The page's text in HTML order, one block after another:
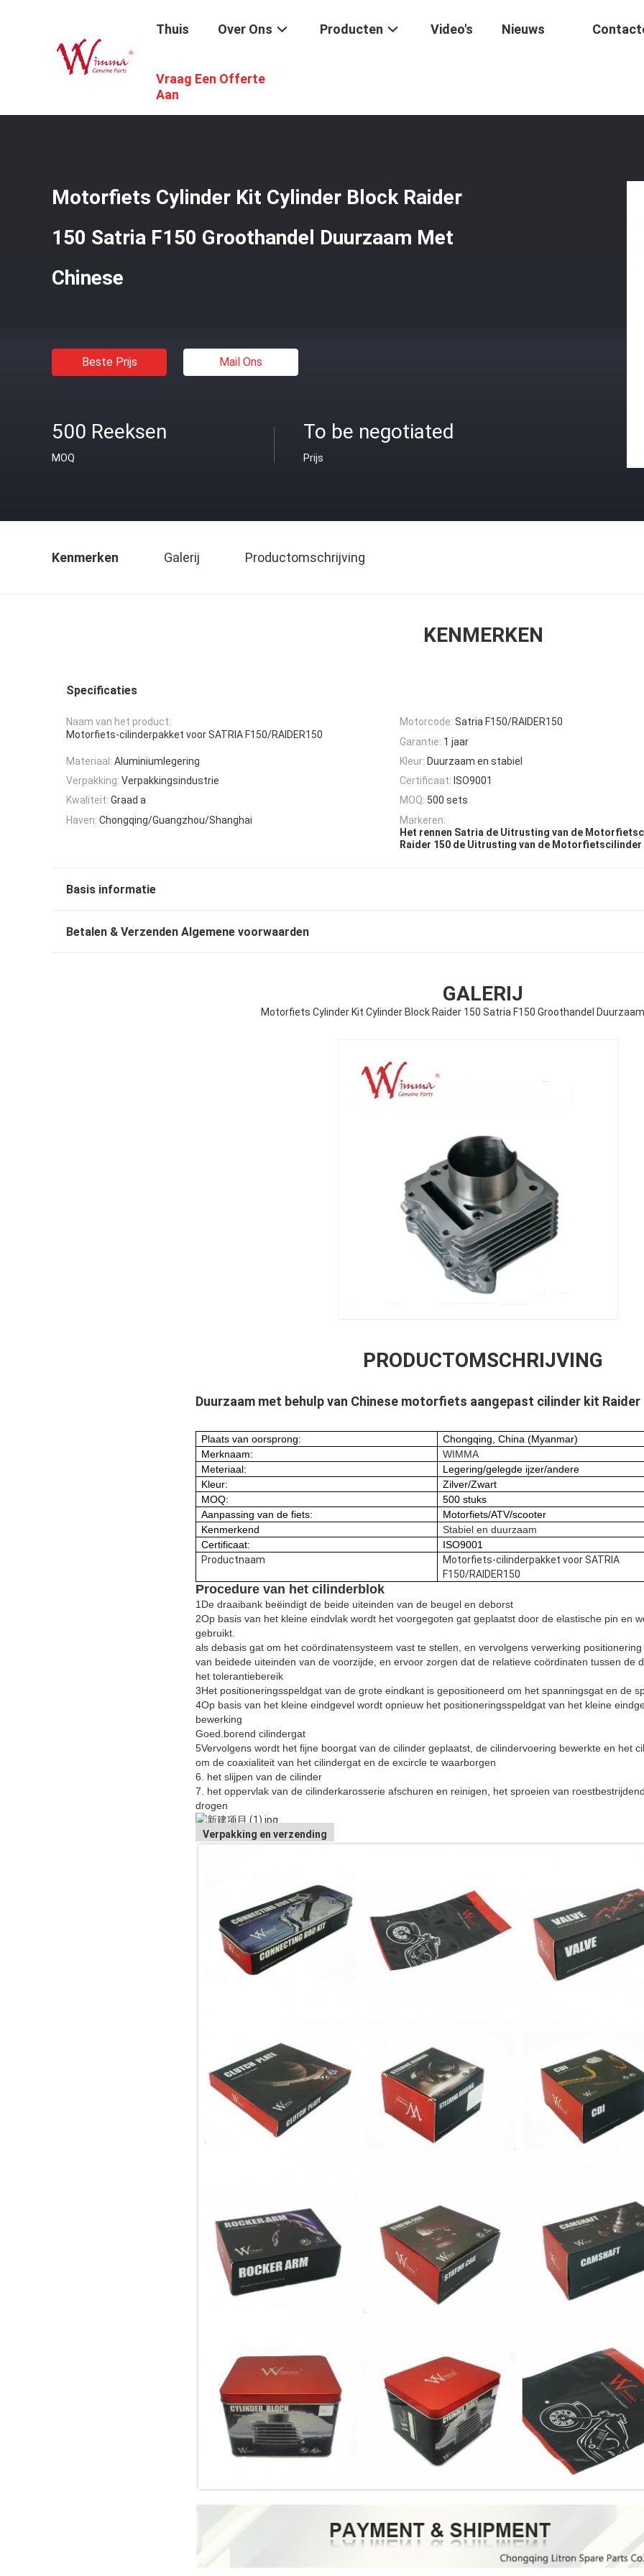
Thuis Over Ons Producten Video's Nieuws
Vraag Een Offerte
Aan
Thuis / De Vervangstukken Van De Motorfietsmotor
Motorfiets Cylinder Kit Cylinder Block Raider
150 Satria F150 Groothandel Duurzaam Met
Chinese
Beste Prijs Mail Ons
500 Reeksen
MOQ
To be negotiated
Prijs
Kenmerken Galerij Productomschrijving
KENMERKEN
Specificaties
Naam van het product:
Motorfiets-cilinderpakket voor SATRIA F150/RAIDER150
Motorcode: Satria F150/RAIDER150
Garantie: 1 jaar
Materiaal: Aluminiumlegering Kleur: Duurzaam en stabiel
Verpakking: Verpakkingsindustrie Certificaat: ISO9001
Kwaliteit: Graad a MOQ: 500 sets
Haven: Chongqing/Guangzhou/Shanghai
Markeren:
Het rennen Satria de Uitrusting van de
Raider 150 de Uitrusting van de Motorfietscilinder
Basis informatie
Betalen & Verzenden Algemene voorwaarden
GALERIJ
Motorfiets Cylinder Kit Cylinder Block Raider 150 Satria F150 Groothandel
PRODUCTOMSCHRIJVING
Duurzaam met behulp van Chinese motorfiets aangepast cilinder kit Raider
Plaats van oorsprong:
Chongqing, China (Myanmar)
Merknaam:
WIMMA
Meteriaal:
Legering/gelegde ijzer/andere
Kleur:
Zilver/Zwart
MOQ:
500 stuks
Aanpassing van de fiets:
Motorfiets/ATV/scooter
Kenmerkend
Stabiel en duurzaam
Certificaat:
ISO9001
Productnaam
Motorfiets-cilinderpakket voor SATRIA
F150/RAIDER150
Procedure van het cilinderblok
1De draaibank beëindigt de beide uiteinden van de beugel en deborst
2Op basis van het kleine eindvlak wordt het voorgegoten gat geplaatst door de elastische pin en
gebruikt.
als debasis gat om het coördinatensysteem vast te stellen, en vervolgens verwerking
van beidede uiteinden van de voorzijde, en ervoor zorgen dat de relatieve coördinaten tussen de
het tolerantiebereik
3Het positioneringsspeldgat van de grote eindkant is gepositioneerd om het spanningsgat en de
4Op basis van het kleine eindgevel wordt opnieuw het positioneringsspeldgat van het kleine
bewerking
Goed.borend cilindergat
5Vervolgens wordt het fijne boorgat van de cilinder geplaatst, de cilindervoering bewerkte en het
om de coaxialiteit van het cilindergat en de excircle te waarborgen
6. het slijpen van de cilinder
7. het oppervlak van de cilinderkarosserie afschuren en reinigen, het sproeien van
drogen
Verpakking en verzending